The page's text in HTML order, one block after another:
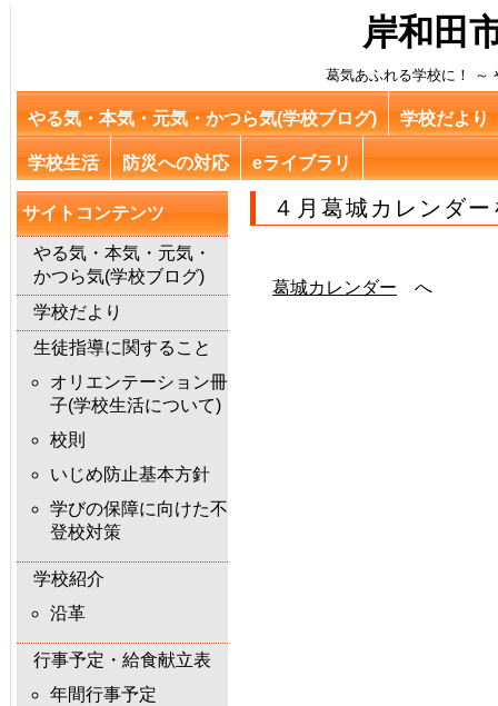
岸和田
葛気あふれる学校に！ ～
やる気・本気・元気・かつら気(学校ブログ) 学校だより
学校生活 防災への対応 eライブラリ
サイトコンテンツ
やる気・本気・元気・
かつら気(学校ブログ)
学校だより
生徒指導に関すること
オリエンテーション冊
子(学校生活について)
校則
いじめ防止基本方針
学びの保障に向けた不
登校対策
学校紹介
沿革
行事予定・給食献立表
年間行事予定
４月葛城カレンダ
葛城カレンダー へ